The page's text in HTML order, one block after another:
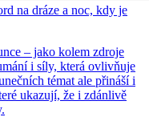
na dráze a noc, kdy je
– jako kolem zdroje
i síly, která ovlivňuje
témat ale přináší i
ukazují, že i zdánlivě